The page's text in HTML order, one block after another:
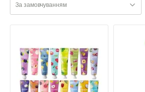
За замовчуванням